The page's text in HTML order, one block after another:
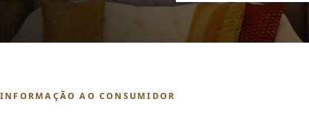
INFORMAÇÃO AO CONSUMIDOR